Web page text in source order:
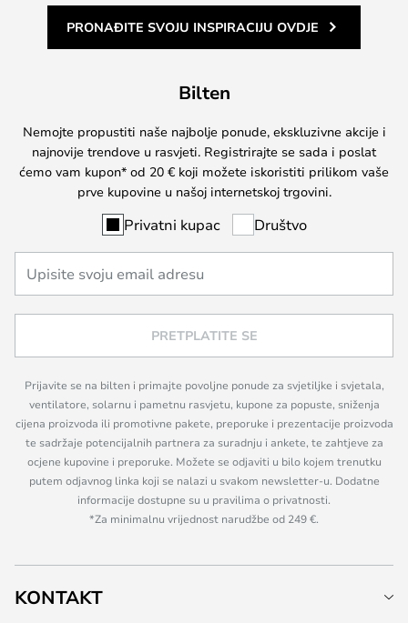
PRONAĐITE SVOJU INSPIRACIJU OVDJE
Bilten
Nemojte propustiti naše najbolje ponude, ekskluzivne akcije i
najnovije trendove u rasvjeti. Registrirajte se sada i poslat
ćemo vam kupon* od 20 € koji možete iskoristiti prilikom vaše
prve kupovine u našoj internetskoj trgovini.
Privatni kupac Društvo
PRETPLATITE SE
Prijavite se na bilten i primajte povoljne ponude za svjetiljke i svjetala,
ventilatore, solarnu i pametnu rasvjetu, kupone za popuste, sniženja
cijena proizvoda ili promotivne pakete, preporuke i prezentacije proizvoda
te sadržaje potencijalnih partnera za suradnju i ankete, te zahtjeve za
ocjene kupovine i preporuke. Možete se odjaviti u bilo kojem trenutku
putem odjavnog linka koji se nalazi u svakom newsletter-u. Dodatne
informacije dostupne su u pravilima o privatnosti.
*Za minimalnu vrijednost narudžbe od 249 €.
KONTAKT